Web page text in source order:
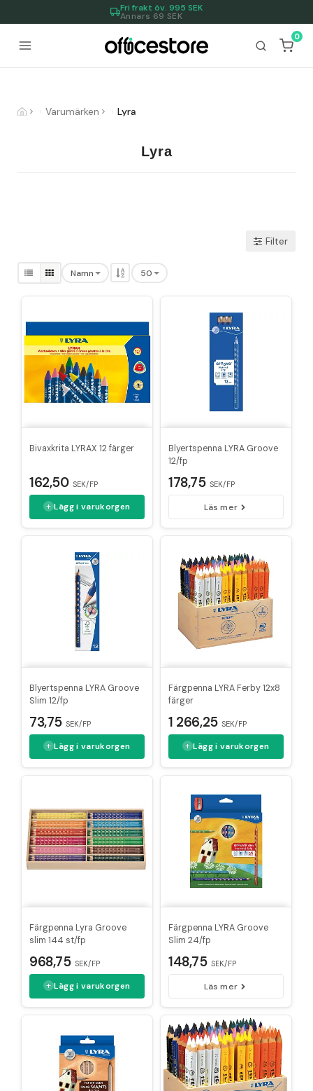
Fri frakt öv. 995 SEK
Annars 69 SEK
0
Varumärken Lyra
Lyra
Filter
Namn 50
Bivaxkrita LYRAX 12 färger
162,50 SEK/FP
Lägg i varukorgen
Blyertspenna LYRA Groove
12/fp
178,75 SEK/FP
Läs mer
Blyertspenna LYRA Groove
Slim 12/fp
73,75 SEK/FP
Lägg i varukorgen
Färgpenna LYRA Ferby 12x8
färger
1 266,25 SEK/FP
Lägg i varukorgen
Färgpenna Lyra Groove
slim 144 st/fp
968,75 SEK/FP
Lägg i varukorgen
Färgpenna LYRA Groove
Slim 24/fp
148,75 SEK/FP
Läs mer